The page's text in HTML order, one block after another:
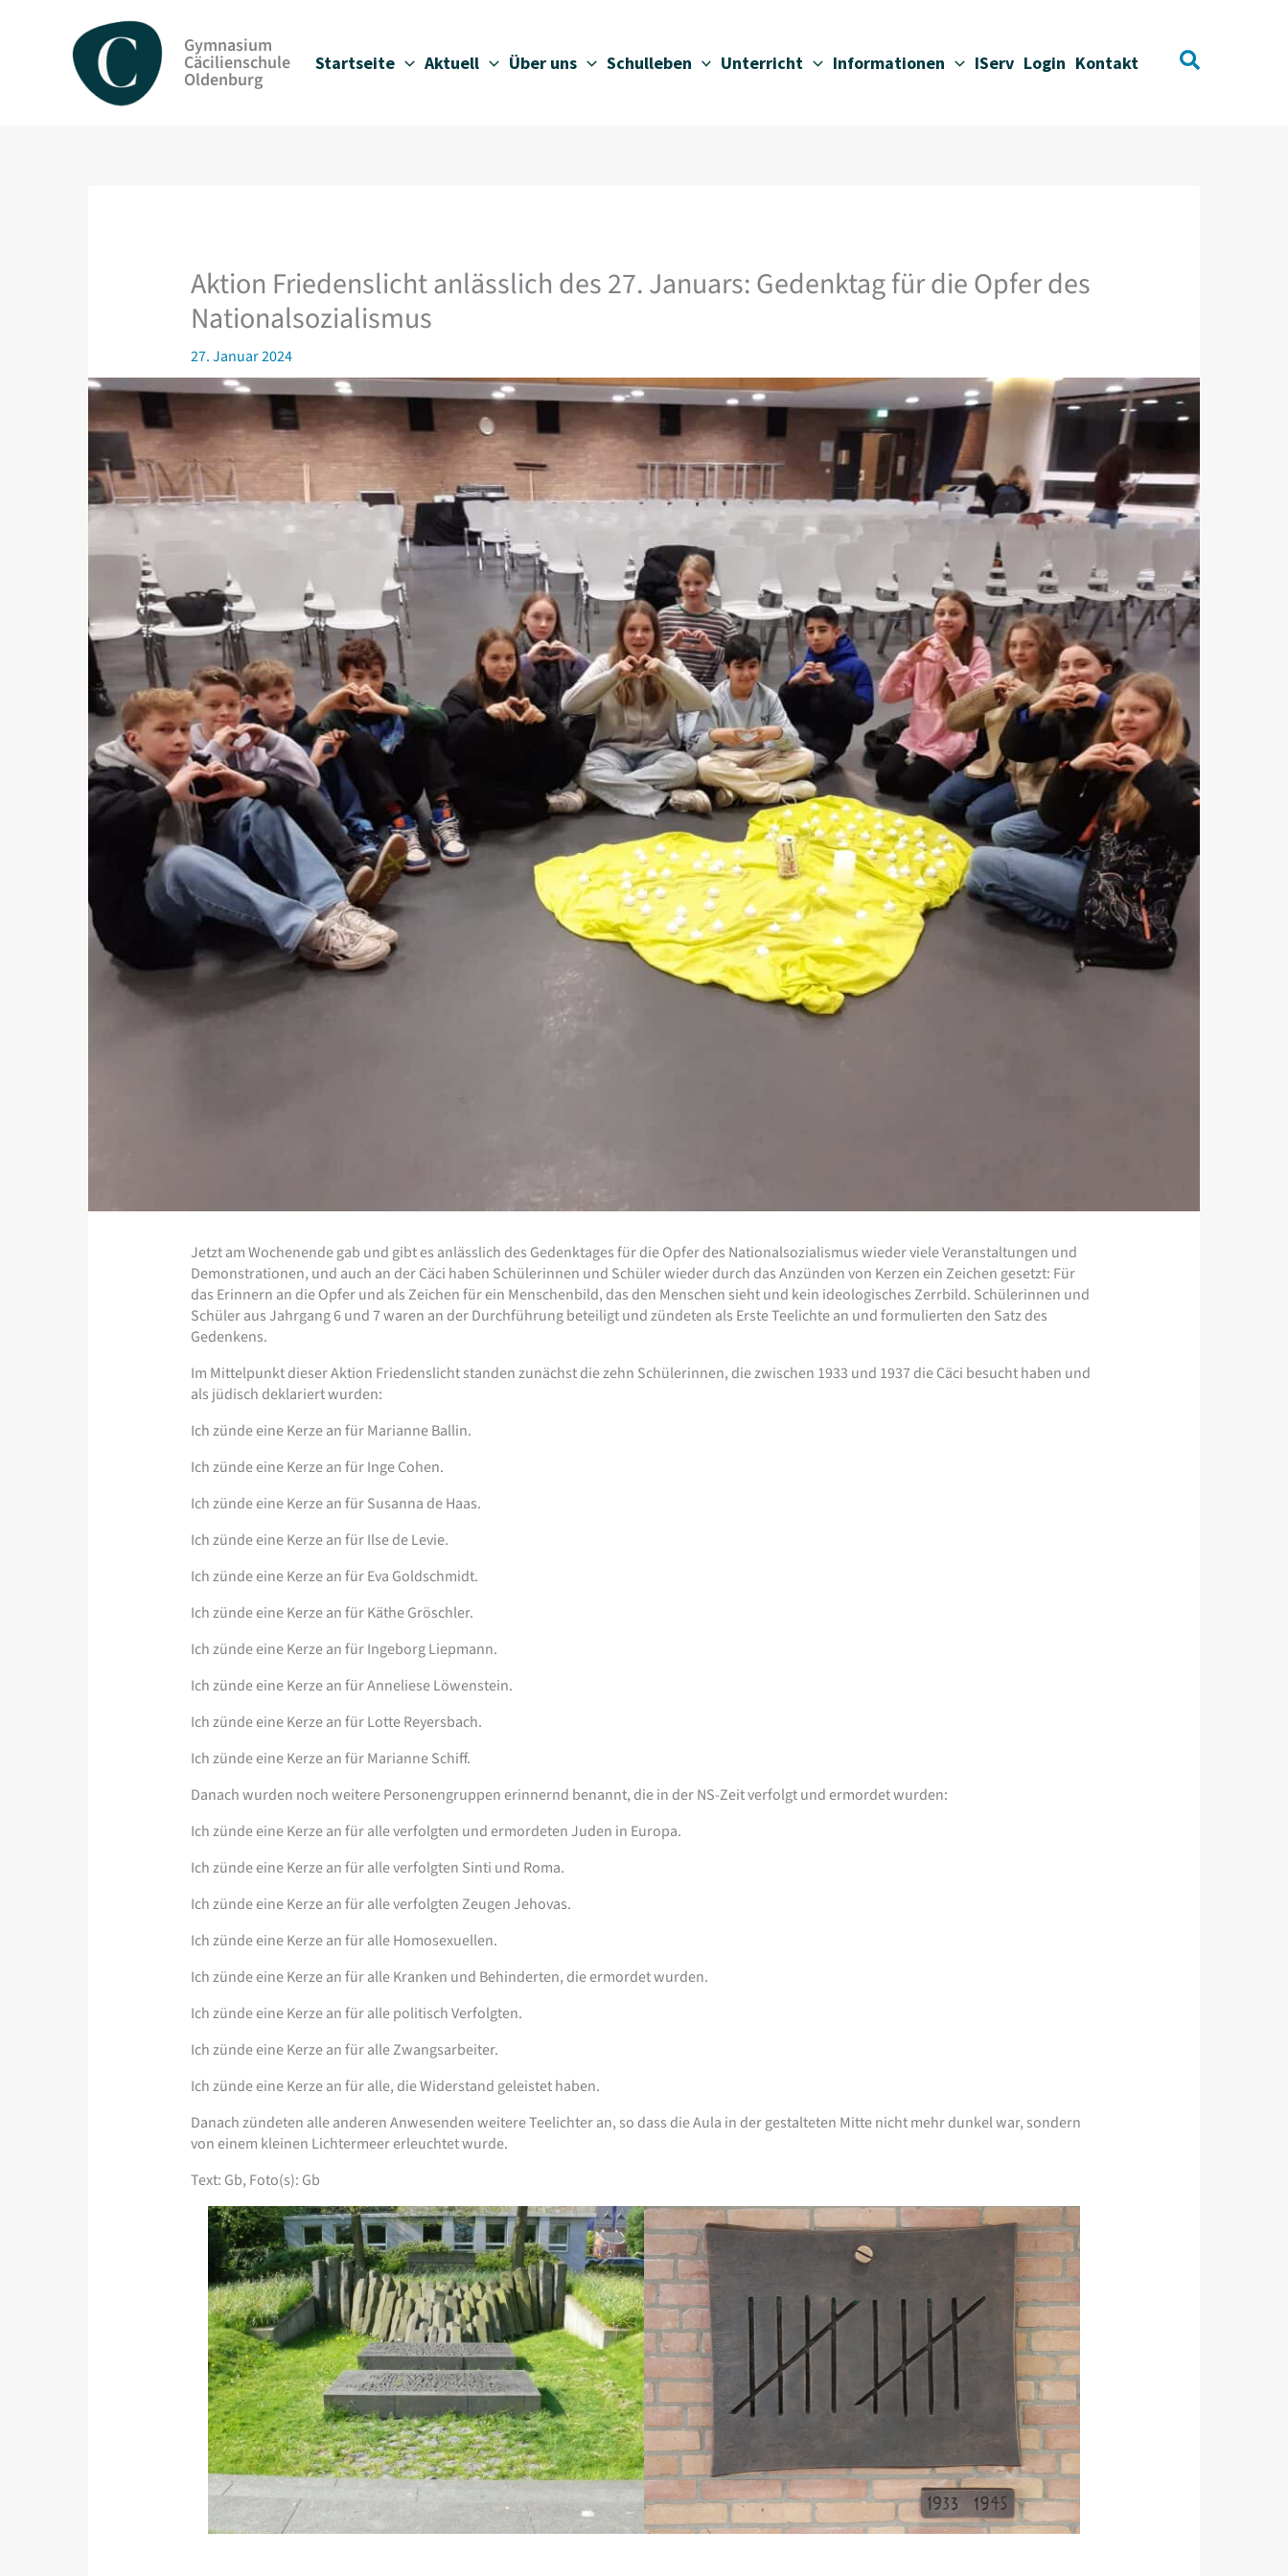
Gymnasium
Cäcilienschule
Oldenburg
Startseite Aktuell Über uns Schulleben Unterricht Informationen IServ Login Kontakt Suchen
Aktion Friedenslicht anlässlich des 27. Januars: Gedenktag für die Opfer des
Nationalsozialismus
27. Januar 2024
Jetzt am Wochenende gab und gibt es anlässlich des Gedenktages für die Opfer des Nationalsozialismus wieder viele Veranstaltungen und
Demonstrationen, und auch an der Cäci haben Schülerinnen und Schüler wieder durch das Anzünden von Kerzen ein Zeichen gesetzt: Für
das Erinnern an die Opfer und als Zeichen für ein Menschenbild, das den Menschen sieht und kein ideologisches Zerrbild. Schülerinnen und
Schüler aus Jahrgang 6 und 7 waren an der Durchführung beteiligt und zündeten als Erste Teelichte an und formulierten den Satz des
Gedenkens.
Im Mittelpunkt dieser Aktion Friedenslicht standen zunächst die zehn Schülerinnen, die zwischen 1933 und 1937 die Cäci besucht haben und
als jüdisch deklariert wurden:
Ich zünde eine Kerze an für Marianne Ballin.
Ich zünde eine Kerze an für Inge Cohen.
Ich zünde eine Kerze an für Susanna de Haas.
Ich zünde eine Kerze an für Ilse de Levie.
Ich zünde eine Kerze an für Eva Goldschmidt.
Ich zünde eine Kerze an für Käthe Gröschler.
Ich zünde eine Kerze an für Ingeborg Liepmann.
Ich zünde eine Kerze an für Anneliese Löwenstein.
Ich zünde eine Kerze an für Lotte Reyersbach.
Ich zünde eine Kerze an für Marianne Schiff.
Danach wurden noch weitere Personengruppen erinnernd benannt, die in der NS-Zeit verfolgt und ermordet wurden:
Ich zünde eine Kerze an für alle verfolgten und ermordeten Juden in Europa.
Ich zünde eine Kerze an für alle verfolgten Sinti und Roma.
Ich zünde eine Kerze an für alle verfolgten Zeugen Jehovas.
Ich zünde eine Kerze an für alle Homosexuellen.
Ich zünde eine Kerze an für alle Kranken und Behinderten, die ermordet wurden.
Ich zünde eine Kerze an für alle politisch Verfolgten.
Ich zünde eine Kerze an für alle Zwangsarbeiter.
Ich zünde eine Kerze an für alle, die Widerstand geleistet haben.
Danach zündeten alle anderen Anwesenden weitere Teelichter an, so dass die Aula in der gestalteten Mitte nicht mehr dunkel war, sondern
von einem kleinen Lichtermeer erleuchtet wurde.
Text: Gb, Foto(s): Gb